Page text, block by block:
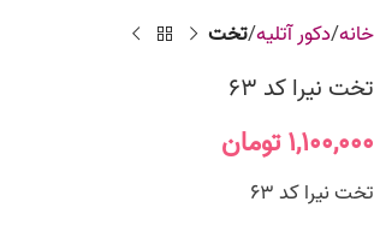
خانه دکور آتلیه تخت
تخت نیرا کد 63
۱,۱۰۰,۰۰۰تومان
تخت نیرا کد 63